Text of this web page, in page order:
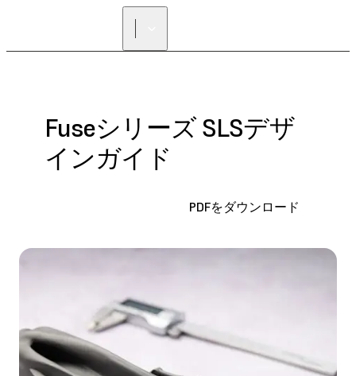
Fuseシリーズ SLSデザ
インガイド
PDFをダウンロード